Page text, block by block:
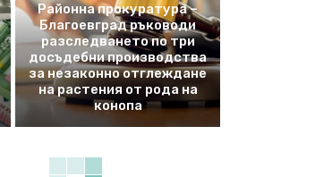
Районна прокуратура –
Благоевград ръководи
разследването по три
досъдебни производства
за незаконно отглеждане
на растения от рода на
конопа